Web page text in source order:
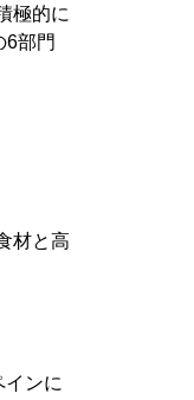
極的に
6部門
材と高
ンに